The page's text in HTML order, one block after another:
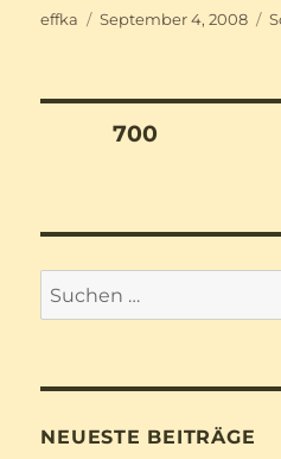
Autor
effka
Veröffentlicht
September 4, 2008
Beiträge
SEITE700
Suchen
nach:
NEUESTE BEITRÄGE